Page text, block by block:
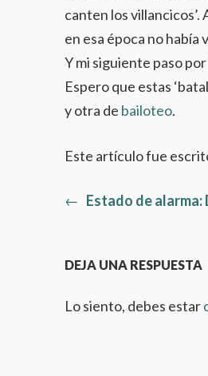
canten los
en esa época no
Y mi siguiente paso
Espero que estas
y otra de bailoteo.
Este artículo fue
Navegación
← Artículo
Estado de alarma:
DEJA UNA RESPUESTA
Lo siento, debes estar